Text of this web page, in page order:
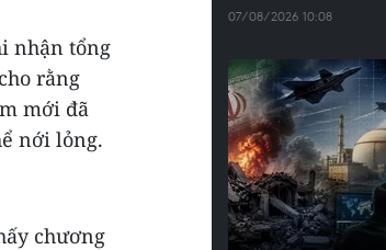
nhận tổng
rằng
mới đã
nới lỏng.
chương
07/08/2026 10:08